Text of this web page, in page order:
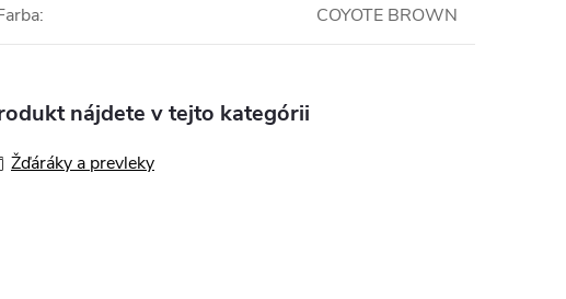
: COYOTE BROWN
nájdete v tejto kategórii
Žďáráky a prevleky